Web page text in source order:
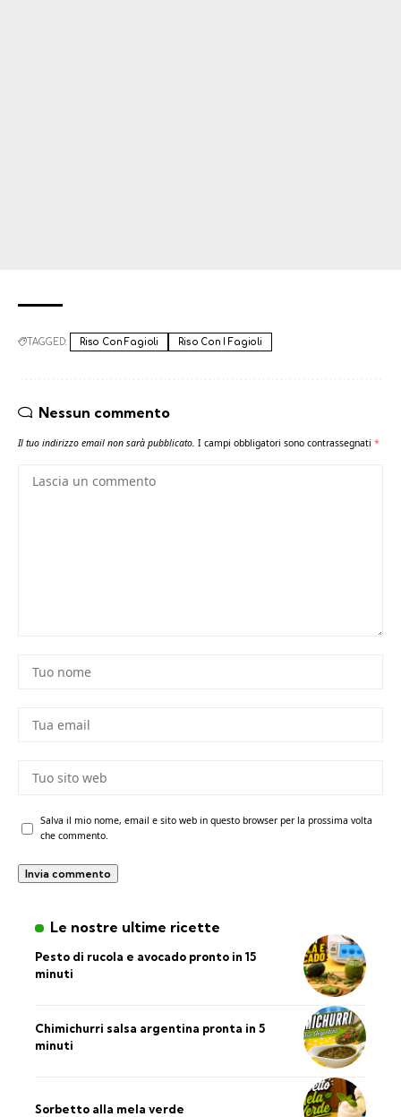
TAGGED: Riso Con Fagioli Riso Con I Fagioli
Nessun commento
Il tuo indirizzo email non sarà pubblicato. I campi obbligatori sono contrassegnati *
Salva il mio nome, email e sito web in questo browser per la prossima volta
che commento.
Le nostre ultime ricette
Pesto di rucola e avocado pronto in 15
minuti
Chimichurri salsa argentina pronta in 5
minuti
Sorbetto alla mela verde